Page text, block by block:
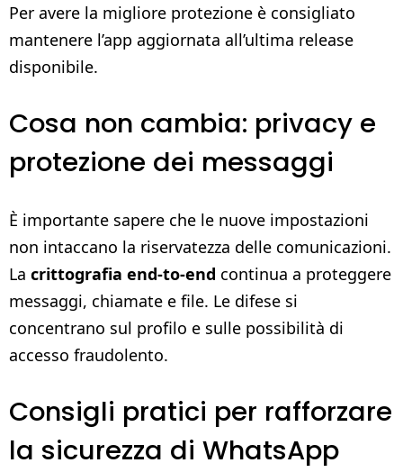
Per avere la migliore protezione è consigliato
mantenere l’app aggiornata all’ultima release
disponibile.
Cosa non cambia: privacy e
protezione dei messaggi
È importante sapere che le nuove impostazioni
non intaccano la riservatezza delle comunicazioni.
La crittografia end-to-end continua a proteggere
messaggi, chiamate e file. Le difese si
concentrano sul profilo e sulle possibilità di
accesso fraudolento.
Consigli pratici per rafforzare
la sicurezza di WhatsApp